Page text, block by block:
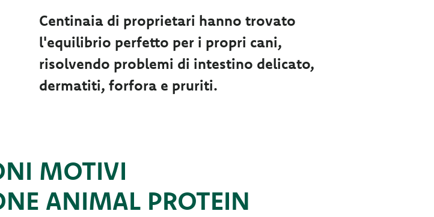
Centinaia di proprietari hanno trovato
l'equilibrio perfetto per i propri cani,
risolvendo problemi di intestino delicato,
dermatiti, forfora e pruriti.
MOTIVI
ANIMAL PROTEIN